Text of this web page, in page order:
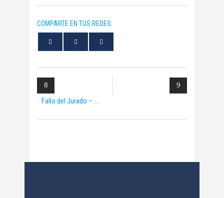
COMPARTE EN TUS REDES:
Fallo del Jurado –